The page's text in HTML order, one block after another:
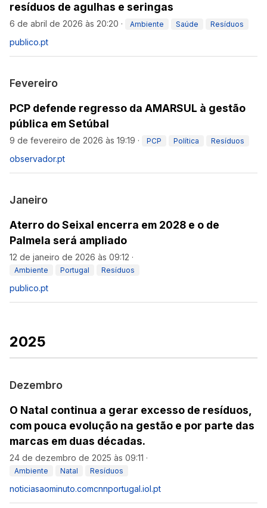
resíduos de agulhas e seringas
6 de abril de 2026 às 20:20 · Ambiente Saúde Resíduos
publico.pt
Fevereiro
PCP defende regresso da AMARSUL à gestão
pública em Setúbal
9 de fevereiro de 2026 às 19:19 · PCP Política Resíduos
observador.pt
Janeiro
Aterro do Seixal encerra em 2028 e o de
Palmela será ampliado
12 de janeiro de 2026 às 09:12 ·
Ambiente Portugal Resíduos
publico.pt
2025
Dezembro
O Natal continua a gerar excesso de resíduos,
com pouca evolução na gestão e por parte das
marcas em duas décadas.
24 de dezembro de 2025 às 09:11 ·
Ambiente Natal Resíduos
noticiasaominuto.comcnnportugal.iol.pt